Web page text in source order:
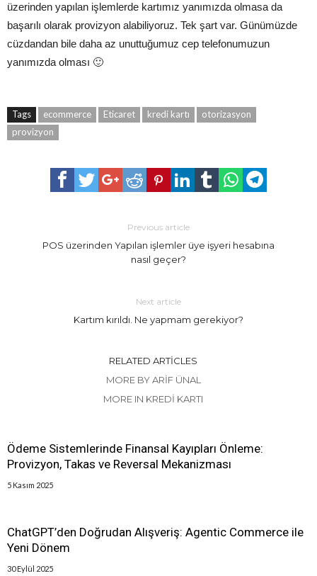
üzerinden yapılan işlemlerde kartımız yanımızda olmasa da
başarılı olarak provizyon alabiliyoruz. Tek şart var. Günümüzde
cüzdandan bile daha az unuttuğumuz cep telefonumuzun
yanımızda olması 🙂
Tags ecommerce Eticaret kredi kartı
otorizasyon
provizyon
Previous article
POS üzerinden Yapılan işlemler üye işyeri hesabına
nasıl geçer?
Next article
Kartım kırıldı. Ne yapmam gerekiyor?
RELATED ARTICLES
MORE BY ARIF ÜNAL
MORE IN KREDI KARTI
Ödeme Sistemlerinde Finansal Kayıpları Önleme:
Provizyon, Takas ve Reversal Mekanizması
5 Kasım 2025
ChatGPT’den Doğrudan Alışveriş: Agentic Commerce ile
Yeni Dönem
30 Eylül 2025